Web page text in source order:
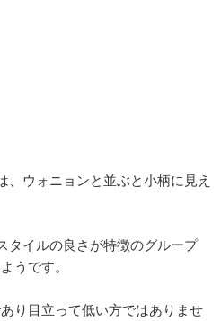
、ウォニョンと並ぶと小柄に見え
タイルの良さが特徴のグループ
うです。
り目立って低い方ではありませ